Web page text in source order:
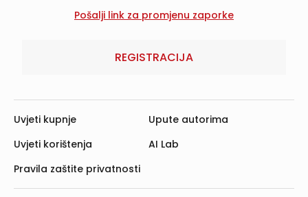
REGISTRACIJA
Uvjeti kupnje
Uvjeti korištenja
Pravila zaštite privatnosti
Upute autorima
AI Lab